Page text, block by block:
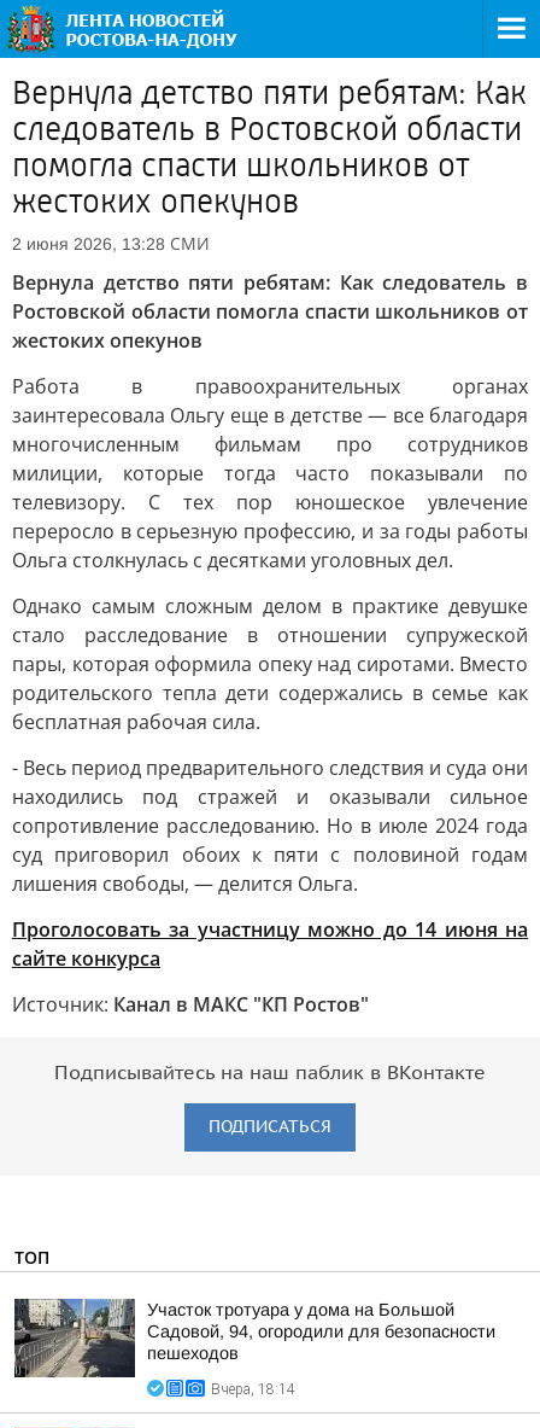
Вернула детство пяти ребятам: Как
следователь в Ростовской области
помогла спасти школьников от
жестоких опекунов
2 июня 2026, 13:28 СМИ
Вернула детство пяти ребятам: Как следователь в
Ростовской области помогла спасти школьников от
жестоких опекунов
Работа в правоохранительных органах
заинтересовала Ольгу еще в детстве — все благодаря
многочисленным фильмам про сотрудников
милиции, которые тогда часто показывали по
телевизору. С тех пор юношеское увлечение
переросло в серьезную профессию, и за годы работы
Ольга столкнулась с десятками уголовных дел.
Однако самым сложным делом в практике девушке
стало расследование в отношении супружеской
пары, которая оформила опеку над сиротами. Вместо
родительского тепла дети содержались в семье как
бесплатная рабочая сила.
- Весь период предварительного следствия и суда они
находились под стражей и оказывали сильное
сопротивление расследованию. Но в июле 2024 года
суд приговорил обоих к пяти с половиной годам
лишения свободы, — делится Ольга.
Проголосовать за участницу можно до 14 июня на
сайте конкурса
Источник: Канал в МАКС "КП Ростов"
Подписывайтесь на наш паблик в ВКонтакте
ПОДПИСАТЬСЯ
ТОП
Участок тротуара у дома на Большой
Садовой, 94, огородили для безопасности
пешеходов
Вчера, 18:14